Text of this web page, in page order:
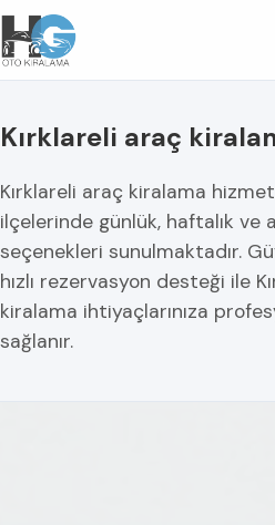
Kırklareli araç
Kırklareli araç kiralama
ilçelerinde günlük, haftalık ve
seçenekleri sunulmaktadır.
hızlı rezervasyon desteği ile
kiralama ihtiyaçlarınıza
sağlanır.